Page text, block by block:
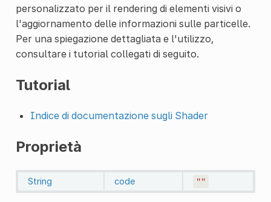
personalizzato per il rendering di elementi visivi o
l'aggiornamento delle informazioni sulle particelle.
Per una spiegazione dettagliata e l'utilizzo,
consultare i tutorial collegati di seguito.
Tutorial
Indice di documentazione sugli Shader
Proprietà
String code ""